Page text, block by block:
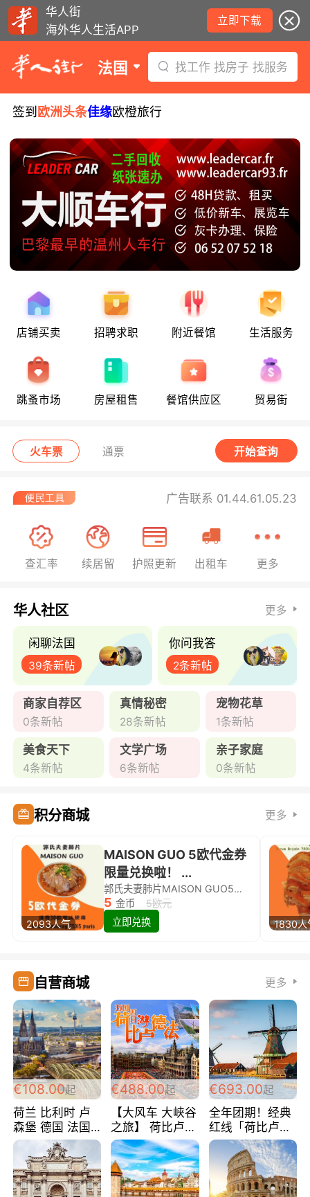
华人街
海外华人生活APP
立即下载
法国 找工作 找房子 找服务
签到 欧洲头条佳缘欧橙旅行
店铺买卖 招聘求职 附近餐馆 生活服务
跳蚤市场 房屋租售 餐馆供应区 贸易街
火车票 通票 开始查询
广告联系 01.44.61.05.23
查汇率 续居留 护照更新 出租车 更多
华人社区 更多
闲聊法国
39条新帖
你问我答
2条新帖
商家自荐区
0条新帖
真情秘密
28条新帖
宠物花草
1条新帖
美食天下
4条新帖
文学广场
6条新帖
亲子家庭
0条新帖
积分商城 更多
2093人气
MAISON GUO 5欧代金券
限量兑换啦！ ...
郭氏夫妻肺片MAISON GUO5欧代金券限量兑换啦！
5 金币
5欧元
立即兑换
1830人
自营商城 更多
€108.00起
荷兰 比利时 卢
森堡 德国 法国
超爽玩遍西欧 循
环线 全程四星宾
馆 108欧/人/天
€488.00起
【大风车 大峡谷
之旅】 荷比卢德
法 巴黎上下 经
典五国四日游
488欧/人
€693.00起
全年团期！经典
红线「荷比卢德
法」七天循环 五
国 仅售99欧/人/
天！巴黎上下！
包拼房~